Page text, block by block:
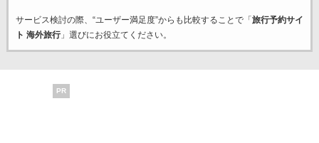
サービス検討の際、“ユーザー満足度”からも比較することで「 旅行予約サイ
ト 海外旅行」選びにお役立てください。
PR